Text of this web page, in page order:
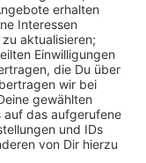
Klümper, dass
neuen Logistik-
Nach
Euro-Palette
beschädigen,
dann mal